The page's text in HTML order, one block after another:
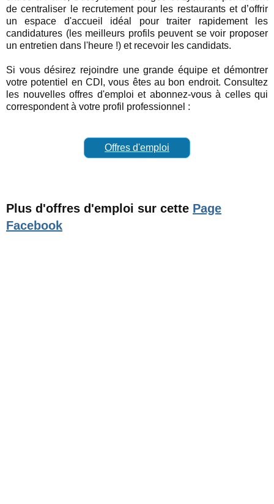
de centraliser le recrutement pour les restaurants et d’offrir
un espace d'accueil idéal pour traiter rapidement les
candidatures (les meilleurs profils peuvent se voir proposer
un entretien dans l'heure !) et recevoir les candidats.
Si vous désirez rejoindre une grande équipe et démontrer
votre potentiel en CDI, vous êtes au bon endroit. Consultez
les nouvelles offres d'emploi et abonnez-vous à celles qui
correspondent à votre profil professionnel :
Offres d'emploi
Plus d'offres d'emploi sur cette Page
Facebook